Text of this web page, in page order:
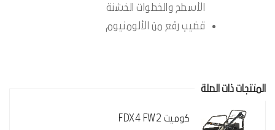
الأسطح والخطوات الخشنة
قضيب رفع من الألومنيوم
المنتجات ذات الصلة
كوميت FDX4 FW2